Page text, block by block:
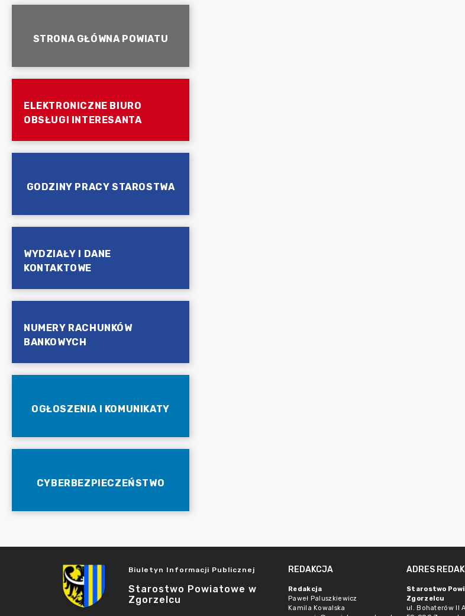
STRONA GŁÓWNA POWIATU
ELEKTRONICZNE BIURO
OBSŁUGI INTERESANTA
GODZINY PRACY STAROSTWA
WYDZIAŁY I DANE
KONTAKTOWE
NUMERY RACHUNKÓW
BANKOWYCH
OGŁOSZENIA I KOMUNIKATY
CYBERBEZPIECZEŃSTWO
Biuletyn Informacji Publicznej
Starostwo Powiatowe w
Zgorzelcu
REDAKCJA
Redakcja
Paweł Paluszkiewicz
Kamila Kowalska
ADRES
Starostwo
Zgorzelcu
ul. Bohaterów II